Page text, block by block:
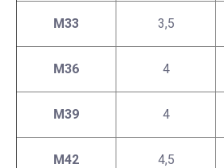
М33 3,5
М36 4
М39 4
М42 4,5